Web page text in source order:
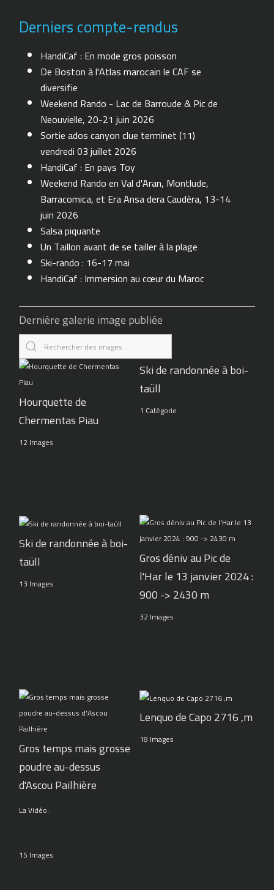
Derniers compte-rendus
HandiCaf : En mode gros poisson
De Boston à l'Atlas marocain le CAF se
diversifie
Weekend Rando - Lac de Barroude & Pic de
Neouvielle, 20-21 juin 2026
Sortie ados canyon clue terminet (11)
vendredi 03 juillet 2026
HandiCaf : En pays Toy
Weekend Rando en Val d'Aran, Montlude,
Barracomica, et Era Ansa dera Caudèra, 13-14
juin 2026
Salsa piquante
Un Taillon avant de se tailler à la plage
Ski-rando : 16-17 mai
HandiCaf : Immersion au cœur du Maroc
Dernière galerie image publiée
Hourquette de
Chermentas Piau
12 Images
Ski de randonnée à boi-
taüll
1 Catégorie
Ski de randonnée à boi-
taüll
13 Images
Gros déniv au Pic de
l'Har le 13 janvier 2024 :
900 -> 2430 m
32 Images
Gros temps mais grosse
poudre au-dessus
d'Ascou Pailhière
La Vidéo :
15 Images
Lenquo de Capo 2716 ,m
18 Images